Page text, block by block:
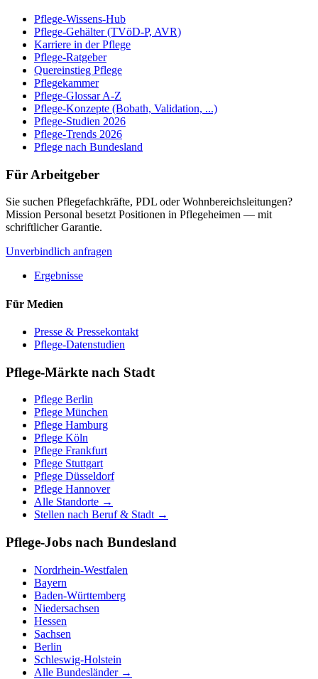
Pflege-Wissens-Hub
Pflege-Gehälter (TVöD-P, AVR)
Karriere in der Pflege
Pflege-Ratgeber
Quereinstieg Pflege
Pflegekammer
Pflege-Glossar A-Z
Pflege-Konzepte (Bobath, Validation, ...)
Pflege-Studien 2026
Pflege-Trends 2026
Pflege nach Bundesland
Für Arbeitgeber
Sie suchen Pflegefachkräfte, PDL oder Wohnbereichsleitungen?
Mission Personal besetzt Positionen in Pflegeheimen — mit
schriftlicher Garantie.
Unverbindlich anfragen
Ergebnisse
Für Medien
Presse & Pressekontakt
Pflege-Datenstudien
Pflege-Märkte nach Stadt
Pflege Berlin
Pflege München
Pflege Hamburg
Pflege Köln
Pflege Frankfurt
Pflege Stuttgart
Pflege Düsseldorf
Pflege Hannover
Alle Standorte →
Stellen nach Beruf & Stadt →
Pflege-Jobs nach Bundesland
Nordrhein-Westfalen
Bayern
Baden-Württemberg
Niedersachsen
Hessen
Sachsen
Berlin
Schleswig-Holstein
Alle Bundesländer →